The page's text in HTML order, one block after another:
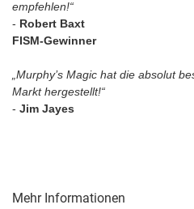
empfehlen!“
- Robert Baxt
FISM-Gewinner
„Murphy’s Magic hat die absolut
Markt hergestellt!“
- Jim Jayes
Mehr Informationen